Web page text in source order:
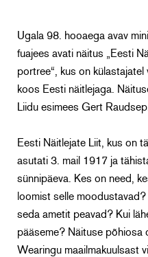
Ugala 98. hooaega avav
fuajees avati näitus „Eesti
portree“, kus on
koos Eesti näitlejaga.
Liidu esimees Gert Raudsep.
Eesti Näitlejate Liit, kus on
asutati 3. mail 1917 ja
sünnipäeva. Kes on need,
loomist selle
seda ametit peavad? Kui
pääseme? Näituse põhiosa
Wearingu maailmakuulsast